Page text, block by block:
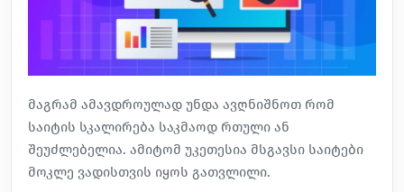
მაგრამ ამავდროულად უნდა ავღნიშნოთ რომ
საიტის სკალირება საკმაოდ რთული ან
შეუძლებელია. ამიტომ უკეთესია მსგავსი საიტები
მოკლე ვადისთვის იყოს გათვლილი.